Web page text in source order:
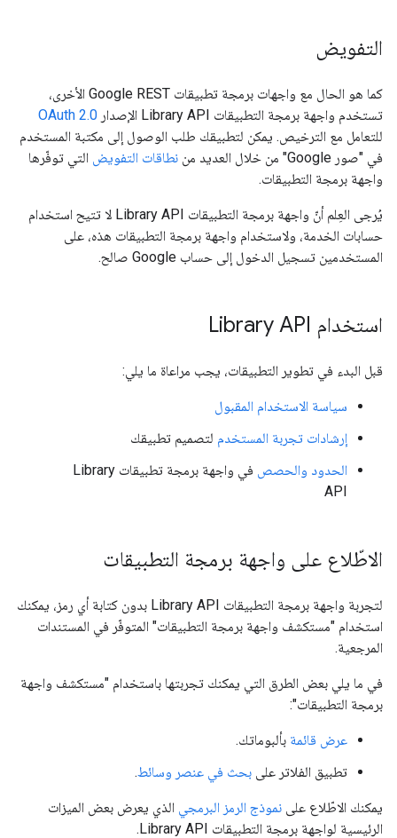
التفويض
كما هو الحال مع واجهات برمجة تطبيقات Google REST الأخرى،
تستخدم واجهة برمجة التطبيقات Library API الإصدار
OAuth 2.0
للتعامل مع الترخيص. يمكن لتطبيقك طلب الوصول إلى مكتبة المستخدم
في "صور Google" من خلال العديد من
نطاقات التفويض التي توفّرها
واجهة برمجة التطبيقات.
يُرجى العِلم أنّ واجهة برمجة التطبيقات Library API لا تتيح استخدام
حسابات الخدمة، ولاستخدام واجهة برمجة التطبيقات هذه، على
المستخدمين تسجيل الدخول إلى حساب Google صالح.
استخدام Library API
قبل البدء في تطوير التطبيقات، يجب مراعاة ما يلي:
سياسة الاستخدام المقبول
إرشادات تجربة المستخدم لتصميم تطبيقك
الحدود والحصص
في واجهة برمجة تطبيقات Library
API
الاطّلاع على واجهة برمجة التطبيقات
لتجربة واجهة برمجة التطبيقات Library API بدون كتابة أي رمز، يمكنك
استخدام "مستكشف واجهة برمجة التطبيقات" المتوفّر في المستندات
المرجعية.
في ما يلي بعض الطرق التي يمكنك تجربتها باستخدام "مستكشف واجهة
برمجة التطبيقات":
عرض قائمة بألبوماتك.
تطبيق الفلاتر على بحث في عنصر وسائط.
يمكنك الاطّلاع على نموذج الرمز البرمجي الذي يعرض بعض الميزات
الرئيسية لواجهة برمجة التطبيقات Library API.